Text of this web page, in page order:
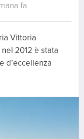
fa
Vittoria
2012 è stata
d’eccellenza